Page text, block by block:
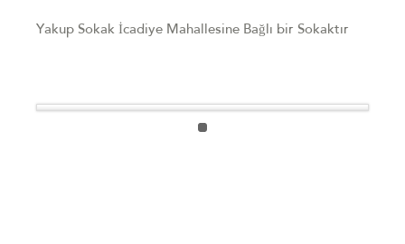
Yakup Sokak İcadiye Mahallesine Bağlı bir Sokaktır